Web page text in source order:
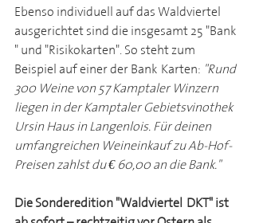
Ebenso individuell auf das Waldviertel
ausgerichtet sind die insgesamt 25 "Bank-
" und "Risikokarten". So steht zum
Beispiel auf einer der Bank-Karten: "Rund
300 Weine von 57 Kamptaler Winzern
liegen in der Kamptaler Gebietsvinothek
Ursin Haus in Langenlois. Für deinen
umfangreichen Weineinkauf zu Ab-Hof-
Preisen zahlst du € 60,00 an die Bank."
Die Sonderedition "Waldviertel-DKT" ist